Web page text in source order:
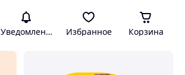
Уведомления Избранное Корзина